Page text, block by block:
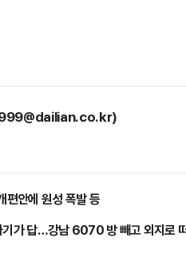
안에 원성 폭발 등
가 답…강남 6070 방 빼고 외지로